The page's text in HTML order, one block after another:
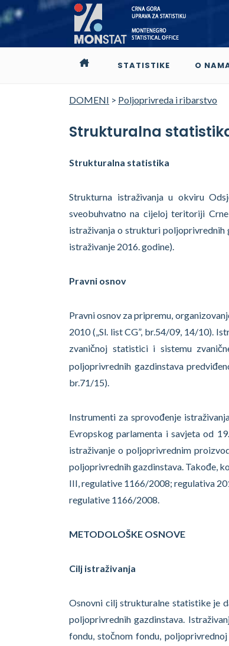
STATISTIKE O
DOMENI > Poljoprivreda i ribarstvo
Strukturalna
Strukturalna statistika
Strukturna istraživanja u okviru
sveobuhvatno na cijeloj teritoriji
istraživanja o strukturi poljoprivrednih
istraživanje 2016. godine).
Pravni osnov
Pravni osnov za pripremu,
2010 („Sl. list CG”, br.54/09, 14/10).
zvaničnoj statistici i sistemu
poljoprivrednih gazdinstava
br.71/15).
Instrumenti za sprovođenje
Evropskog parlamenta i savjeta od
istraživanje o poljoprivrednim
poljoprivrednih gazdinstava. Takođe,
III, regulative 1166/2008; regulativa
regulative 1166/2008.
METODOLOŠKE OSNOVE
Cilj istraživanja
Osnovni cilj strukturalne statistike je
poljoprivrednih gazdinstava.
fondu, stočnom fondu,